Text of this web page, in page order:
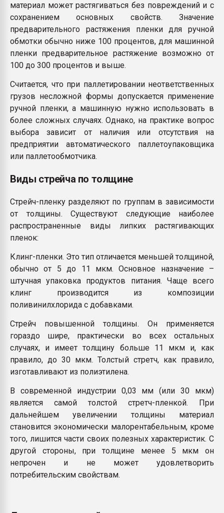
материал может растягиваться без повреждений и с
сохранением основных свойств. Значение
предварительного растяжения пленки для ручной
обмотки обычно ниже 100 процентов, для машинной
пленки предварительное растяжение возможно от
100 до 300 процентов и выше.
Считается, что при паллетировании неответственных
грузов несложной формы допускается применение
ручной пленки, а машинную нужно использовать в
более сложных случаях. Однако, на практике вопрос
выбора зависит от наличия или отсутствия на
предприятии автоматического паллетоупаковщика
или паллетообмотчика.
Виды стрейча по толщине
Стрейч-пленку разделяют по группам в зависимости
от толщины. Существуют следующие наиболее
распространенные виды липких растягивающих
пленок:
Клинг-пленки. Это тип отличается меньшей толщиной,
обычно от 5 до 11 мкм. Основное назначение –
штучная упаковка продуктов питания. Чаще всего
клинг производится из композиции
поливинилхлорида с добавками.
Стрейч повышенной толщины. Он применяется
гораздо шире, практически во всех остальных
случаях, и имеет толщину больше 11 мкм и, как
правило, до 30 мкм. Толстый стретч, как правило,
изготавливают из полиэтилена.
В современной индустрии 0,03 мм (или 30 мкм)
является самой толстой стретч-пленкой. При
дальнейшем увеличении толщины материал
становится экономически малорентабельным, кроме
того, лишится части своих полезных характеристик. С
другой стороны, при толщине менее 5 мкм он
непрочен и не может удовлетворить
потребительским свойствам.